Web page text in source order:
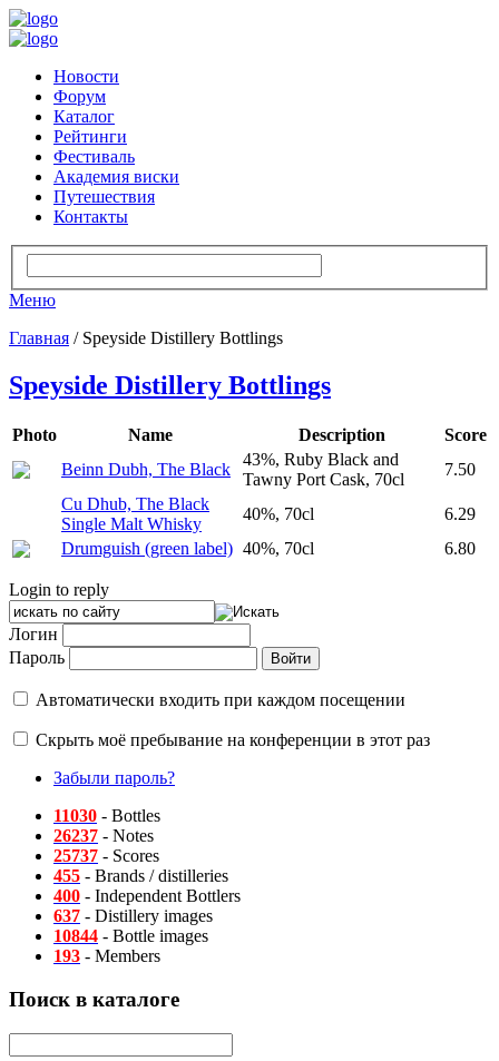
Новости
Форум
Каталог
Рейтинги
Фестиваль
Академия виски
Путешествия
Контакты
Меню
Главная / Speyside Distillery Bottlings
Speyside Distillery Bottlings
Photo Name Description
Score
Beinn Dubh, The Black
43%, Ruby Black and
Tawny Port Cask, 70cl
7.50
Cu Dhub, The Black
Single Malt Whisky
40%, 70cl
6.29
Drumguish (green label) 40%, 70cl 6.80
Login to reply
Логин
Пароль
Автоматически входить при каждом посещении
Скрыть моё пребывание на конференции в этот раз
Забыли пароль?
11030 - Bottles
26237 - Notes
25737 - Scores
455 - Brands / distilleries
400 - Independent Bottlers
637 - Distillery images
10844 - Bottle images
193 - Members
Поиск в каталоге